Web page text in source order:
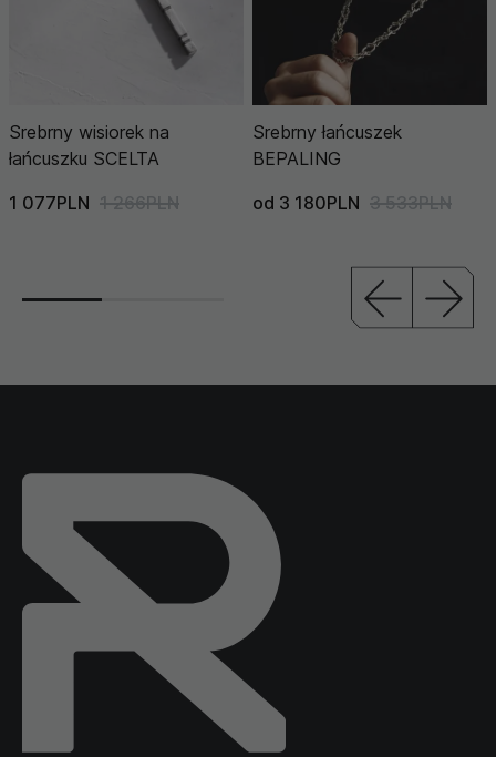
Srebrny wisiorek na
łańcuszku SCELTA
1 077PLN 1 266PLN
Srebrny łańcuszek
BEPALING
od 3 180PLN 3 533PLN